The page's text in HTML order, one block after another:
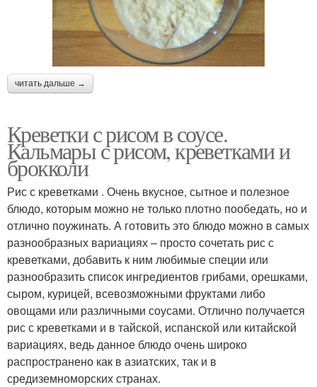
читать дальше →
Креветки с рисом в соусе.
Кальмары с рисом, креветками и
брокколи
Рис с креветками . Очень вкусное, сытное и полезное
блюдо, которым можно не только плотно пообедать, но и
отлично поужинать. А готовить это блюдо можно в самых
разнообразных вариациях – просто сочетать рис с
креветками, добавить к ним любимые специи или
разнообразить список ингредиентов грибами, орешками,
сыром, курицей, всевозможными фруктами либо
овощами или различными соусами. Отлично получается
рис с креветками и в тайской, испанской или китайской
вариациях, ведь данное блюдо очень широко
распространено как в азиатских, так и в
средиземноморских странах.